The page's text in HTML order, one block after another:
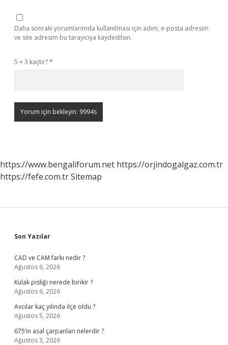
Daha sonraki yorumlarımda kullanılması için adım, e-posta adresim
ve site adresim bu tarayıcıya kaydedilsin.
5 + 3 kaçtır?*
https://www.bengaliforum.net https://orjindogalgaz.com.tr
https://fefe.com.trSitemap
Sidebar
Son Yazılar
CAD ve CAM farkı nedir ?
Ağustos 6, 2026
Kulak pisliği nerede birikir ?
Ağustos 6, 2026
Avcılar kaç yılında ilçe oldu ?
Ağustos 5, 2026
675’in asal çarpanları nelerdir ?
Ağustos 3, 2026